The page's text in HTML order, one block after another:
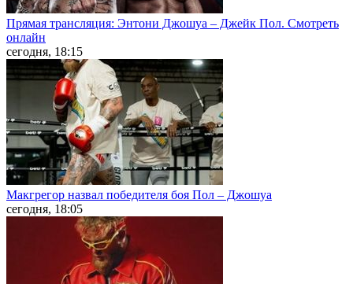
Прямая трансляция: Энтони Джошуа – Джейк Пол. Смотреть
онлайн
сегодня, 18:15
Макгрегор назвал победителя боя Пол – Джошуа
сегодня, 18:05